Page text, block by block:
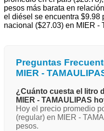
pesos más barata en
el diésel se encuentra $9.98
nacional ($27.03) en MIER -
Preguntas
MIER -
¿Cuánto cuesta el litro
MIER - TAMAULIPAS
Hoy el precio promedio
(regular) en MIER -
pesos.